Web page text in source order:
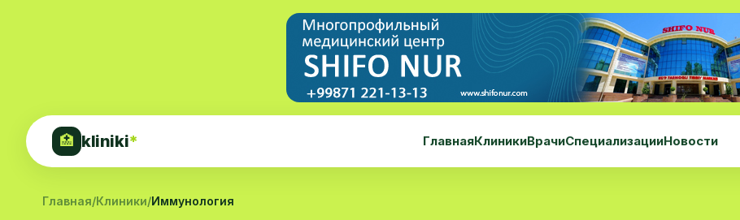
🏥 kliniki* ГлавнаяКлиникиВрачиСпециализацииНовости
Главная/Клиники/Иммунология